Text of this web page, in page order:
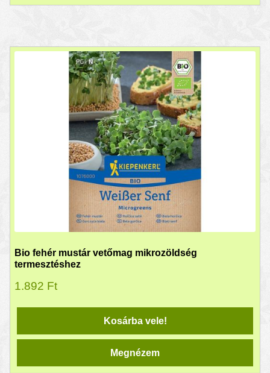
Bio fehér mustár vetőmag mikrozöldség
termesztéshez
1.892 Ft
Kosárba vele!
Megnézem